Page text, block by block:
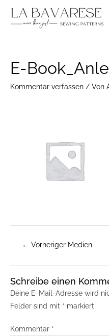
Inhalt
E-
Kommentar verfassen / Von
navigation
← Vorheriger Medien
Schreibe einen
Deine E-Mail-Adresse wird
Felder sind mit * markiert
Kommentar *